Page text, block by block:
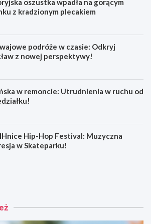
oszustka wpadła na gorącym
z kradzionym plecakiem
podróże w czasie: Odkryj
z nowej perspektywy!
w remoncie: Utrudnienia w ruchu od
Hip-Hop Festival: Muzyczna
w Skateparku!